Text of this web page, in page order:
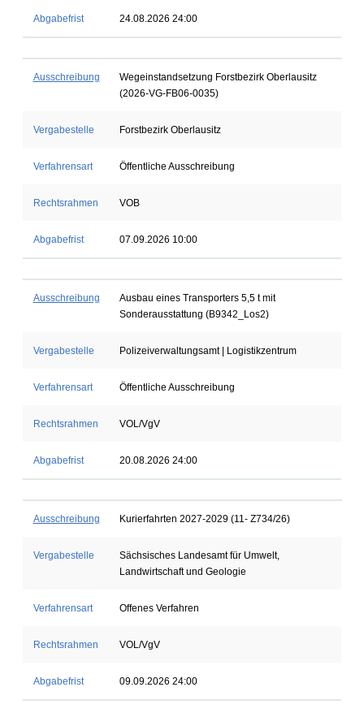
Abgabefrist 24.08.2026 24:00
Ausschreibung
Wegeinstandsetzung Forstbezirk Oberlausitz
(2026-VG-FB06-0035)
Vergabestelle Forstbezirk Oberlausitz
Verfahrensart Öffentliche Ausschreibung
Rechtsrahmen VOB
Abgabefrist 07.09.2026 10:00
Ausschreibung
Ausbau eines Transporters 5,5 t mit
Sonderausstattung (B9342_Los2)
Vergabestelle Polizeiverwaltungsamt | Logistikzentrum
Verfahrensart Öffentliche Ausschreibung
Rechtsrahmen VOL/VgV
Abgabefrist 20.08.2026 24:00
Ausschreibung Kurierfahrten 2027-2029 (11- Z734/26)
Vergabestelle
Sächsisches Landesamt für Umwelt,
Landwirtschaft und Geologie
Verfahrensart Offenes Verfahren
Rechtsrahmen VOL/VgV
Abgabefrist 09.09.2026 24:00